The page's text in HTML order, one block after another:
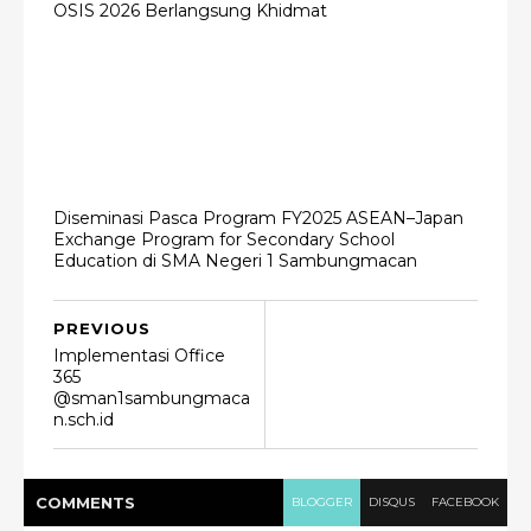
OSIS 2026 Berlangsung Khidmat
Diseminasi Pasca Program FY2025 ASEAN–Japan
Exchange Program for Secondary School
Education di SMA Negeri 1 Sambungmacan
PREVIOUS
Implementasi Office
365
@sman1sambungmaca
n.sch.id
COMMENTS BLOGGER DISQUS FACEBOOK